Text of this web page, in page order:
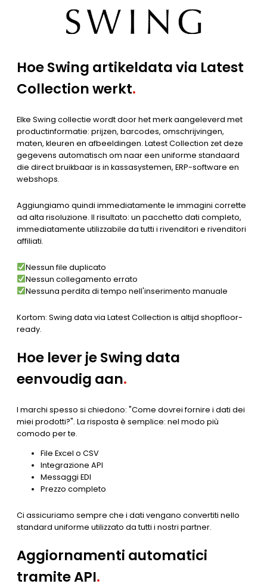
Hoe Swing artikeldata via Latest
Collection werkt.
Elke Swing collectie wordt door het merk aangeleverd met
productinformatie: prijzen, barcodes, omschrijvingen,
maten, kleuren en afbeeldingen. Latest Collection zet deze
gegevens automatisch om naar een uniforme standaard
die direct bruikbaar is in kassasystemen, ERP-software en
webshops.
Aggiungiamo quindi immediatamente le immagini corrette
ad alta risoluzione. Il risultato: un pacchetto dati completo,
immediatamente utilizzabile da tutti i rivenditori e rivenditori
affiliati.
Nessun file duplicato
Nessun collegamento errato
Nessuna perdita di tempo nell'inserimento manuale
Kortom: Swing data via Latest Collection is altijd shopfloor-
ready.
Hoe lever je Swing data
eenvoudig aan.
I marchi spesso si chiedono: "Come dovrei fornire i dati dei
miei prodotti?". La risposta è semplice: nel modo più
comodo per te.
File Excel o CSV
Integrazione API
Messaggi EDI
Prezzo completo
Ci assicuriamo sempre che i dati vengano convertiti nello
standard uniforme utilizzato da tutti i nostri partner.
Aggiornamenti automatici
tramite API.